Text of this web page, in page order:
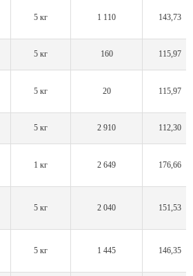
5 кг 1 110 143,73
5 кг 160 115,97
5 кг 20 115,97
5 кг 2 910 112,30
1 кг 2 649 176,66
5 кг 2 040 151,53
5 кг 1 445 146,35